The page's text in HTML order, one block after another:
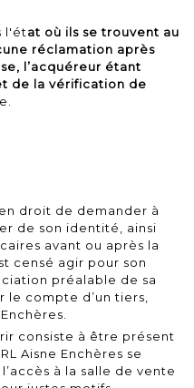
l'état où ils se trouvent au
réclamation après
l’acquéreur étant
de la vérification de
en droit de demander à
de son identité, ainsi
avant ou après la
censé agir pour son
préalable de sa
le compte d’un tiers,
consiste à être présent
Aisne Enchères se
à la salle de vente